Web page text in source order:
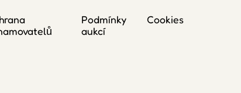
Podmínky
aukcí
Cookies